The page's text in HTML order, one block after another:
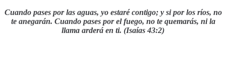
Cuando pases por las aguas, yo estaré contigo; y si por los ríos, no
te anegarán. Cuando pases por el fuego, no te quemarás, ni la
llama arderá en ti. (Isaías 43:2)